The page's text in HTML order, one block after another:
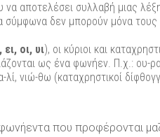
αποτελέσει συλλαβή μιας
σύμφωνα δεν μπορούν μόνα
ει, οι, υι), οι κύριοι και
ως ένα φωνήεν. Π.χ.: ου-
λί, νιώ-θω (καταχρηστικοί
που προφέρονται